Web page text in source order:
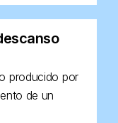
producido por
de un